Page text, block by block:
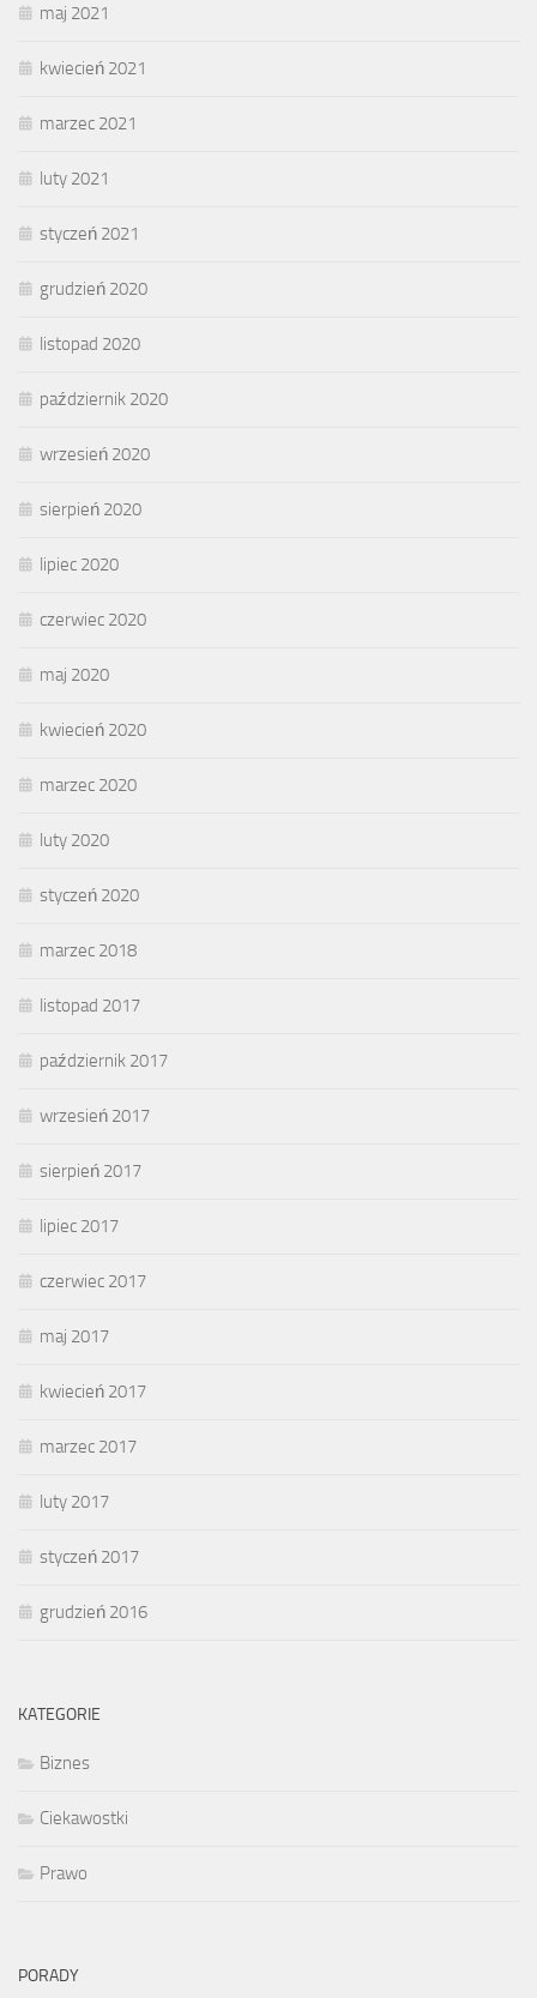
maj 2021
kwiecień 2021
marzec 2021
luty 2021
styczeń 2021
grudzień 2020
listopad 2020
październik 2020
wrzesień 2020
sierpień 2020
lipiec 2020
czerwiec 2020
maj 2020
kwiecień 2020
marzec 2020
luty 2020
styczeń 2020
marzec 2018
listopad 2017
październik 2017
wrzesień 2017
sierpień 2017
lipiec 2017
czerwiec 2017
maj 2017
kwiecień 2017
marzec 2017
luty 2017
styczeń 2017
grudzień 2016
KATEGORIE
Biznes
Ciekawostki
Prawo
PORADY